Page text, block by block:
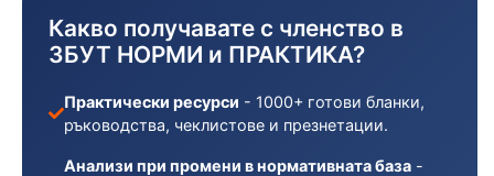
Какво получавате с членство в
ЗБУТ НОРМИ и ПРАКТИКА?
Практически ресурси - 1000+ готови бланки,
ръководства, чеклистове и презнетации.
Анализи при промени в нормативната база -